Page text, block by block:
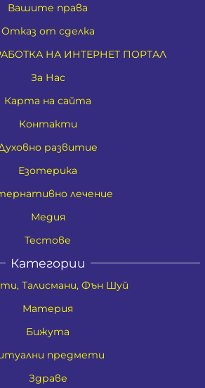
Вашите права
Отказ от сделка
НА ИНТЕРНЕТ ПОРТАЛ
За Нас
Карта на сайта
Контакти
развитие
Езотерика
лечение
Медия
Тестове
Категории
Талисмани, Фън Шуй
Материя
Бижута
предмети
Здраве